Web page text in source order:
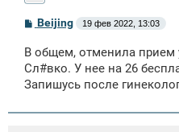
С
о
б
щ
н
е
Beijing 19 фев 2022, 13:03
В общем, отменила прием
Сл#вко. У нее на 26
Запишусь после